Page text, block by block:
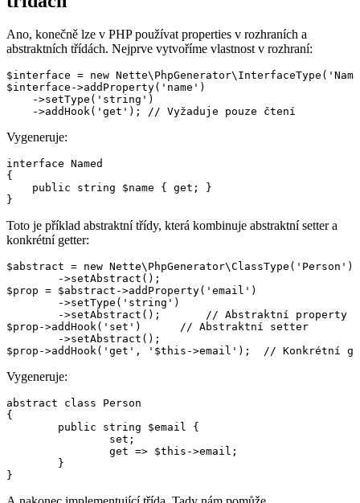
Ano, konečně lze v PHP používat properties v rozhraních a
abstraktních třídách. Nejprve vytvoříme vlastnost v rozhraní:
$interface = new
$interface->addProperty('name')
    ->setType('string')
Vygeneruje:
interface Named
{
    public string $name { get; }
Toto je příklad abstraktní třídy, která kombinuje abstraktní setter a
konkrétní getter:
$abstract = new Nette\PhpGenerator\ClassType('Person')
$prop = $abstract->addProperty('email')
$prop->addHook('set')      // Abstraktní setter
Vygeneruje:
abstract class Person
{